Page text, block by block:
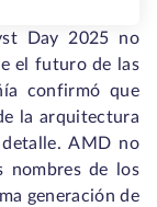
Day 2025 no
el futuro de las
confirmó que
la arquitectura
AMD no
nombres de los
generación de